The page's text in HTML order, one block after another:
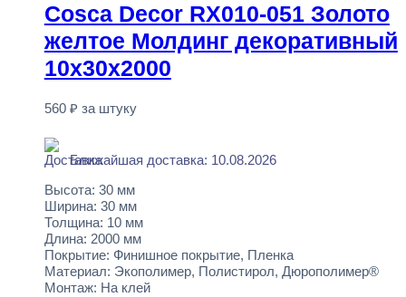
Cosca Decor RX010-051 Золото
желтое Молдинг декоративный
10x30x2000
560 ₽ за штуку
Ближайшая доставка: 10.08.2026
Высота: 30 мм
Ширина: 30 мм
Толщина: 10 мм
Длина: 2000 мм
Покрытие: Финишное покрытие, Пленка
Материал: Экополимер, Полистирол, Дюрополимер®
Монтаж: На клей